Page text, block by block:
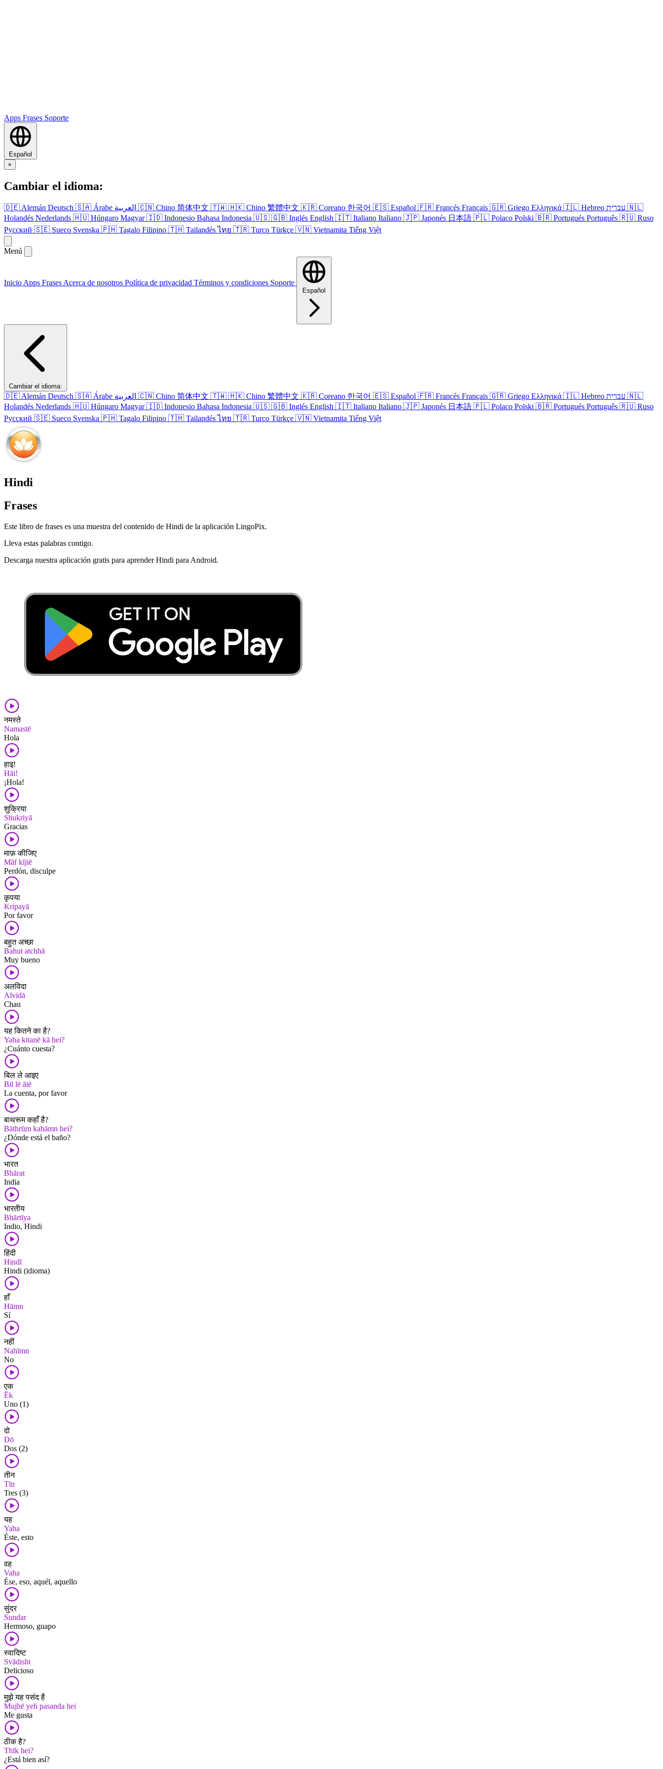
Apps Frases Soporte
Español
×
Cambiar el idioma:
🇩🇪 Alemán Deutsch 🇸🇦 Árabe العربية 🇨🇳 Chino 简体中文 🇹🇼 🇭🇰 Chino 繁體中文 🇰🇷 Coreano 한국어 🇪🇸 Español 🇫🇷 Francés Français 🇬🇷 Griego Ελληνικά 🇮🇱 Hebreo עברית 🇳🇱
Holandés Nederlands 🇭🇺 Húngaro Magyar 🇮🇩 Indonesio Bahasa Indonesia 🇺🇸 🇬🇧 Inglés English 🇮🇹 Italiano Italiano 🇯🇵 Japonés 日本語 🇵🇱 Polaco Polski 🇧🇷 Portugués Português 🇷🇺 Ruso
Русский 🇸🇪 Sueco Svenska 🇵🇭 Tagalo Filipino 🇹🇭 Tailandés ไทย 🇹🇷 Turco Türkçe 🇻🇳 Vietnamita Tiếng Việt
Menú
Inicio Apps Frases Acerca de nosotros Política de privacidad Términos y condiciones Soporte
Español
Cambiar el idioma:
🇩🇪 Alemán Deutsch 🇸🇦 Árabe العربية 🇨🇳 Chino 简体中文 🇹🇼 🇭🇰 Chino 繁體中文 🇰🇷 Coreano 한국어 🇪🇸 Español 🇫🇷 Francés Français 🇬🇷 Griego Ελληνικά 🇮🇱 Hebreo עברית 🇳🇱
Holandés Nederlands 🇭🇺 Húngaro Magyar 🇮🇩 Indonesio Bahasa Indonesia 🇺🇸 🇬🇧 Inglés English 🇮🇹 Italiano Italiano 🇯🇵 Japonés 日本語 🇵🇱 Polaco Polski 🇧🇷 Portugués Português 🇷🇺 Ruso
Русский 🇸🇪 Sueco Svenska 🇵🇭 Tagalo Filipino 🇹🇭 Tailandés ไทย 🇹🇷 Turco Türkçe 🇻🇳 Vietnamita Tiếng Việt
Hindi
Frases
Este libro de frases es una muestra del contenido de Hindi de la aplicación LingoPix.
Lleva estas palabras contigo.
Descarga nuestra aplicación gratis para aprender Hindi para Android.
नमस्ते
Namastē
Hola
हाइ!
Hāi!
¡Hola!
शुक्रिया
Shukriyā
Gracias
माफ़ कीजिए
Māf kījiē
Perdón, disculpe
कृपया
Kripayā
Por favor
बहुत अच्छा
Bahut atchhā
Muy bueno
अलविदा
Alvidā
Chau
यह कितने का है?
Yaha kitanē kā hei?
¿Cuánto cuesta?
बिल ले आइए
Bil lē āiē
La cuenta, por favor
बाथरूम कहाँ है?
Bāthrūm kahāmn hei?
¿Dónde está el baño?
भारत
Bhārat
India
भारतीय
Bhārtīya
Indio, Hindi
हिंदी
Hindī
Hindi (idioma)
हाँ
Hāmn
Sí
नहीं
Nahīmn
No
एक
Ēk
Uno (1)
दो
Dō
Dos (2)
तीन
Tīn
Tres (3)
यह
Yaha
Éste, esto
वह
Vaha
Ése, eso, aquél, aquello
सुंदर
Sundar
Hermoso, guapo
स्वादिष्ट
Svādisht
Delicioso
मुझे यह पसंद है
Mujhē yeh pasanda hei
Me gusta
ठीक है?
Thīk hei?
¿Está bien así?